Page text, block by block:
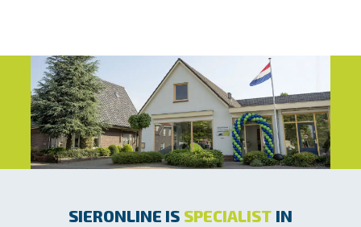
SIERONLINE IS SPECIALIST IN